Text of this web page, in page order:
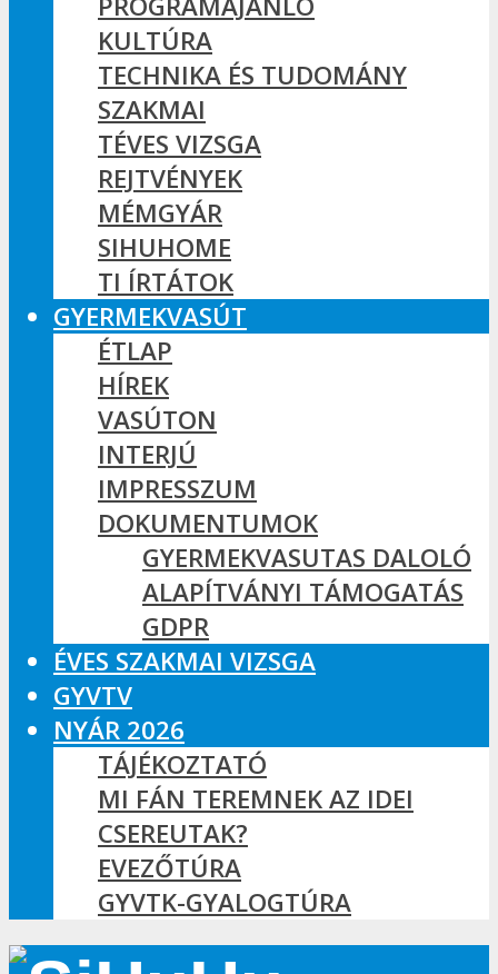
KULTÚRA
TECHNIKA ÉS TUDOMÁNY
SZAKMAI
TÉVES VIZSGA
REJTVÉNYEK
MÉMGYÁR
SIHUHOME
TI ÍRTÁTOK
GYERMEKVASÚT
ÉTLAP
HÍREK
VASÚTON
INTERJÚ
IMPRESSZUM
DOKUMENTUMOK
GYERMEKVASUTAS DALOLÓ
ALAPÍTVÁNYI TÁMOGATÁS
GDPR
ÉVES SZAKMAI VIZSGA
GYVTV
NYÁR 2026
TÁJÉKOZTATÓ
MI FÁN TEREMNEK AZ IDEI
CSEREUTAK?
EVEZŐTÚRA
GYVTK-GYALOGTÚRA